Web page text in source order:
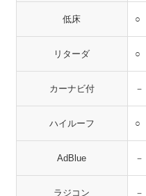
低床 ○
リターダ ○
カーナビ付 －
ハイルーフ ○
AdBlue －
ラジコン －